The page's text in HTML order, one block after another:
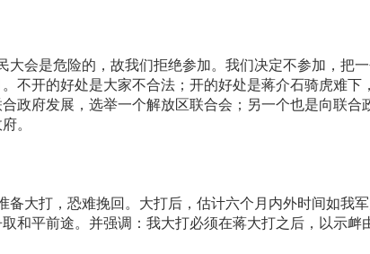
会是危险的，故我们拒绝参加。我们决定不参加，把
不开的好处是大家不合法；开的好处是蒋介石骑虎难下
政府发展，选举一个解放区联合会；另一个也是向联合
。
打，恐难挽回。大打后，估计六个月内外时间如我军
和平前途。并强调：我大打必须在蒋大打之后，以示衅